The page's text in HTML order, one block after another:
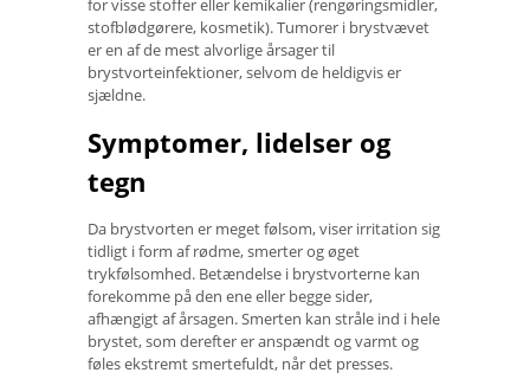
for visse stoffer eller kemikalier (rengøringsmidler,
stofblødgørere, kosmetik). Tumorer i brystvævet
er en af ​​de mest alvorlige årsager til
brystvorteinfektioner, selvom de heldigvis er
sjældne.
Symptomer, lidelser og
tegn
Da brystvorten er meget følsom, viser irritation sig
tidligt i form af rødme, smerter og øget
trykfølsomhed. Betændelse i brystvorterne kan
forekomme på den ene eller begge sider,
afhængigt af årsagen. Smerten kan stråle ind i hele
brystet, som derefter er anspændt og varmt og
føles ekstremt smertefuldt, når det presses.